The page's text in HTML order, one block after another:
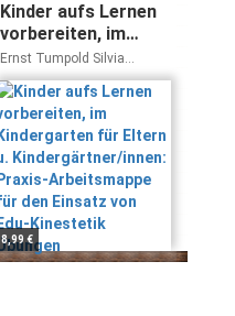
Kinder aufs Lernen
vorbereiten, im
Kindergarten für
Eltern u.
Kindergärtner/innen:
Praxis-
Arbeitsmappe für
den Einsatz von Edu-
Kinestetik Übungen
Ernst Tumpold Silvia
Meixner
8,99 €